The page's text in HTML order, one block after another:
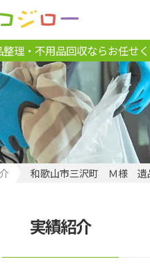
理・不用品回収ならお任せ
和歌山市三沢町 Ｍ様 遺
実績紹介